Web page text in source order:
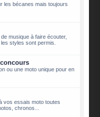
les bécanes mais toujours
musique à faire écouter,
styles sont permis.
ou une moto unique pour en
vos essais moto toutes
chronos...